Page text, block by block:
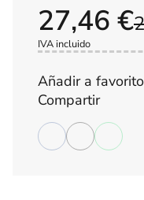
27,46 €
IVA incluido
Añadir a
Compartir